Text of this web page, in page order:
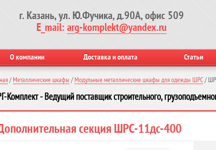
г. Казань, ул. Ю.Фучика, д.90А, офис 509
E_mail:arg-komplekt@yandex.ru
О компании Доставка и оплата Статьи
/ Металлические шкафы / Модульные металлические шкафы для одежды ШРС /
Комплект - Ведущий поставщик строительного,
секция ШРС-11дс-400